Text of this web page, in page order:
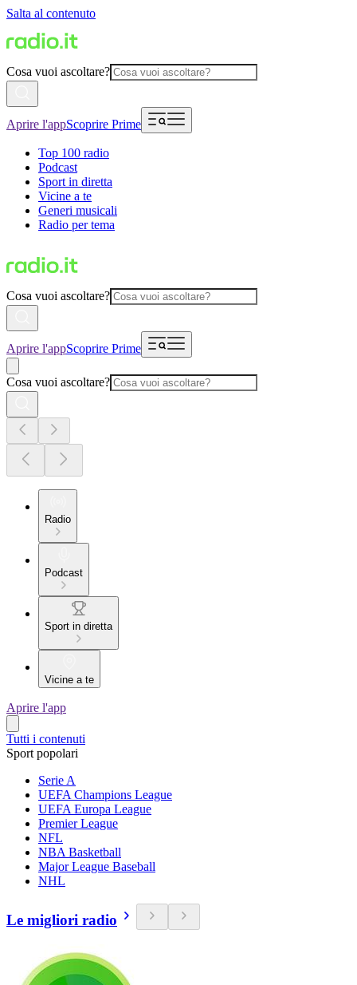
Salta al contenuto
Cosa vuoi ascoltare?
Aprire l'appScoprire Prime
Top 100 radio
Podcast
Sport in diretta
Vicine a te
Generi musicali
Radio per tema
Cosa vuoi ascoltare?
Aprire l'appScoprire Prime
Cosa vuoi ascoltare?
Radio
Podcast
Sport in diretta
Vicine a te
Aprire l'app
Tutti i contenuti
Sport popolari
Serie A
UEFA Champions League
UEFA Europa League
Premier League
NFL
NBA Basketball
Major League Baseball
NHL
Le migliori radio